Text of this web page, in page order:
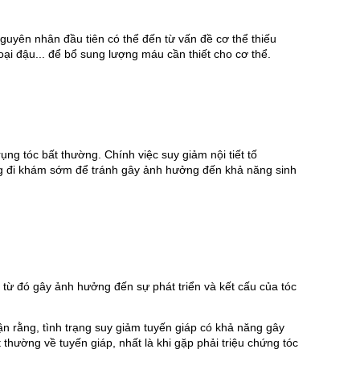
nhân đầu tiên có thể đến từ vấn đề cơ thể thiếu
đậu... để bổ sung lượng máu cần thiết cho cơ thể.
tóc bất thường. Chính việc suy giảm nội tiết tố
khám sớm để tránh gây ảnh hưởng đến khả năng sinh
đó gây ảnh hưởng đến sự phát triển và kết cấu của tóc
rằng, tình trạng suy giảm tuyến giáp có khả năng gây
về tuyến giáp, nhất là khi gặp phải triệu chứng tóc